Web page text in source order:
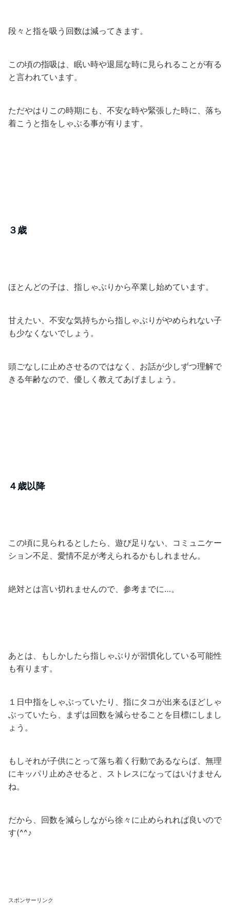
段々と指を吸う回数は減ってきます。
この頃の指吸は、眠い時や退屈な時に見られることが有る
と言われています。
ただやはりこの時期にも、不安な時や緊張した時に、落ち
着こうと指をしゃぶる事が有ります。
３歳
ほとんどの子は、指しゃぶりから卒業し始めています。
甘えたい、不安な気持ちから指しゃぶりがやめられない子
も少なくないでしょう。
頭ごなしに止めさせるのではなく、お話が少しずつ理解で
きる年齢なので、優しく教えてあげましょう。
４歳以降
この頃に見られるとしたら、遊び足りない、コミュニケー
ション不足、愛情不足が考えられるかもしれません。
絶対とは言い切れませんので、参考までに…。
あとは、もしかしたら指しゃぶりが習慣化している可能性
も有ります。
１日中指をしゃぶっていたり、指にタコが出来るほどしゃ
ぶっていたら、まずは回数を減らせることを目標にしまし
ょう。
もしそれが子供にとって落ち着く行動であるならば、無理
にキッパリ止めさせると、ストレスになってはいけません
ね。
だから、回数を減らしながら徐々に止められれば良いので
す(^^♪
スポンサーリンク